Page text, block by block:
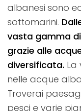
albanesi sono
sottomarini.
vasta gamma
grazie alle
diversificata. La
nelle acque
Troverai
pesci e varie